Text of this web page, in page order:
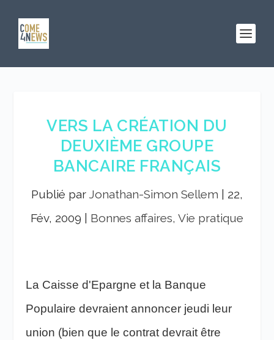
VERS LA CRÉATION DU
DEUXIÈME GROUPE
BANCAIRE FRANÇAIS
Publié par Jonathan-Simon Sellem
22,
Fév, 2009
Bonnes affaires, Vie pratique
La Caisse d'Epargne et la Banque
Populaire devraient annoncer jeudi leur
union (bien que le contrat devrait être